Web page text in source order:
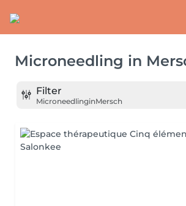
Microneedling in
Filter
MicroneedlinginMersch